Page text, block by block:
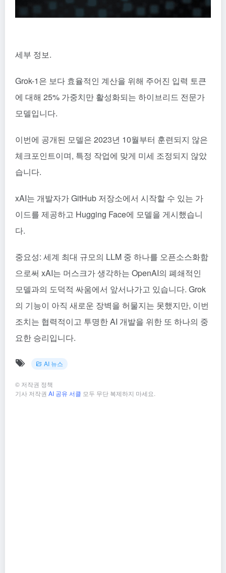
세부 정보.
Grok-1은 보다 효율적인 계산을 위해 주어진 입력 토큰
에 대해 25% 가중치만 활성화되는 하이브리드 전문가
모델입니다.
이번에 공개된 모델은 2023년 10월부터 훈련되지 않은
체크포인트이며, 특정 작업에 맞게 미세 조정되지 않았
습니다.
xAI는 개발자가 GitHub 저장소에서 시작할 수 있는 가
이드를 제공하고 Hugging Face에 모델을 게시했습니
다.
중요성: 세계 최대 규모의 LLM 중 하나를 오픈소스화함
으로써 xAI는 머스크가 생각하는 OpenAI의 폐쇄적인
모델과의 도덕적 싸움에서 앞서나가고 있습니다. Grok
의 기능이 아직 새로운 장벽을 허물지는 못했지만, 이번
조치는 협력적이고 투명한 AI 개발을 위한 또 하나의 중
요한 승리입니다.
AI 뉴스
© 저작권 정책
기사 저작권 AI 공유 서클 모두 무단 복제하지 마세요.